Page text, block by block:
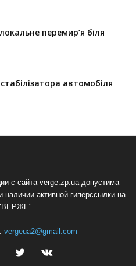
перемир’я біля
автомобіля
с сайта verge.zp.ua допустима
наличии активной гиперссылки на
vergeua2@gmail.com